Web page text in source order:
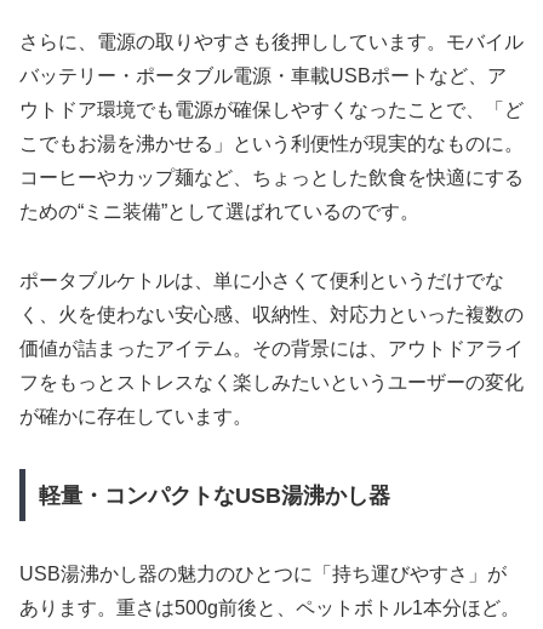
さらに、電源の取りやすさも後押ししています。モバイル
バッテリー・ポータブル電源・車載USBポートなど、ア
ウトドア環境でも電源が確保しやすくなったことで、「ど
こでもお湯を沸かせる」という利便性が現実的なものに。
コーヒーやカップ麺など、ちょっとした飲食を快適にする
ための“ミニ装備”として選ばれているのです。
ポータブルケトルは、単に小さくて便利というだけでな
く、火を使わない安心感、収納性、対応力といった複数の
価値が詰まったアイテム。その背景には、アウトドアライ
フをもっとストレスなく楽しみたいというユーザーの変化
が確かに存在しています。
軽量・コンパクトなUSB湯沸かし器
USB湯沸かし器の魅力のひとつに「持ち運びやすさ」が
あります。重さは500g前後と、ペットボトル1本分ほど。